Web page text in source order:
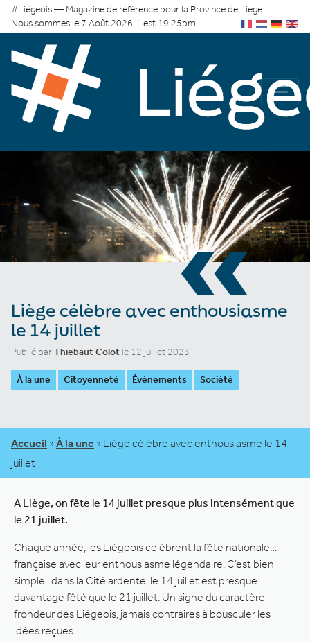
#Liégeois — Magazine de référence pour la Province de Liège
Nous sommes le 7 Août 2026, il est 19:25pm
«
Liège célèbre avec enthousiasme
le 14 juillet
Publié parThiebaut Colot le 12 juillet 2023
À la une Citoyenneté Événements Société
Accueil » À la une » Liège célèbre avec enthousiasme le 14
juillet
A Liège, on fête le 14 juillet presque plus intensément que
le 21 juillet.
Chaque année, les Liégeois célèbrent la fête nationale…
française avec leur enthousiasme légendaire. C’est bien
simple : dans la Cité ardente, le 14 juillet est presque
davantage fêté que le 21 juillet. Un signe du caractère
frondeur des Liégeois, jamais contraires à bousculer les
idées reçues.